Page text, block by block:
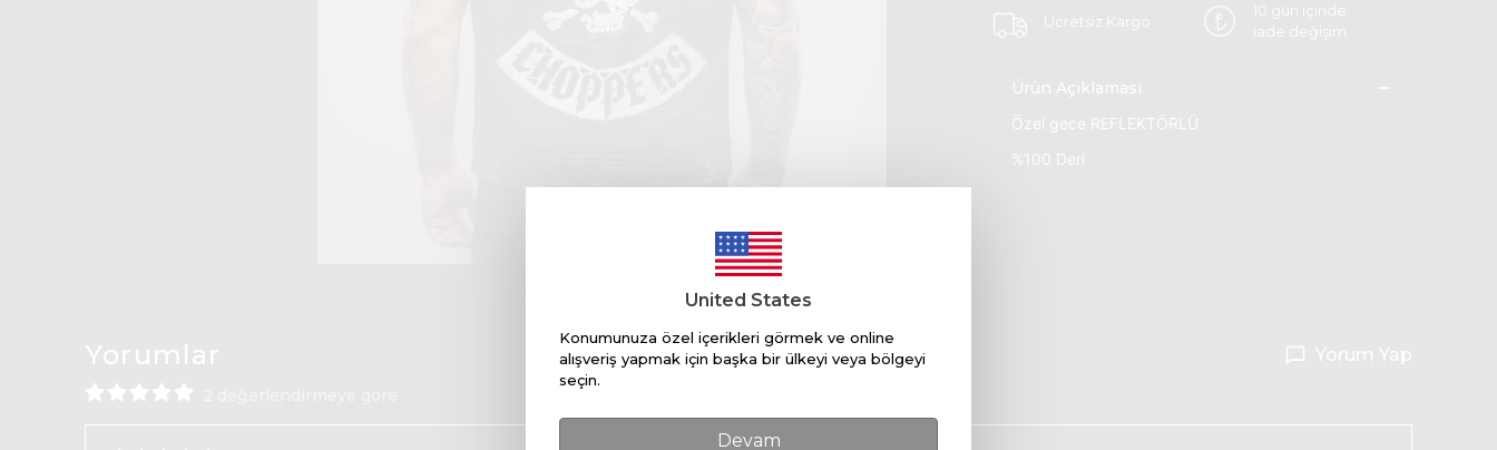
United States
Konumunuza özel içerikleri görmek ve online
alışveriş yapmak için başka bir ülkeyi veya bölgeyi
seçin.
Devam
Ücretsiz Kargo
10 gün içinde
iade değişim
Ürün Açıklaması
Özel gece REFLEKTÖRLÜ
%100 Deri
Yorumlar Yorum Yap